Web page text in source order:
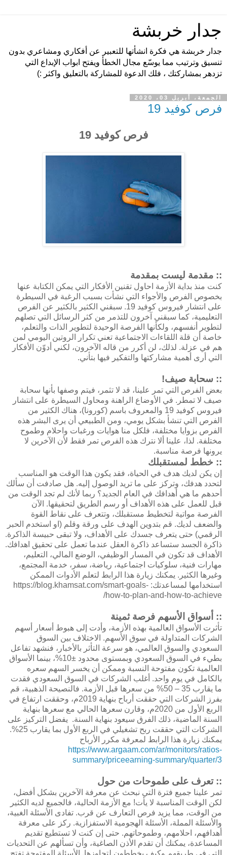
جدار خربشة
جدار خربشة هي فكرة انشأتها للتعبير عن أفكاري ومشاعري بدون
تنسيق وترتيب مما يوسّع مجال الخطأ ويفتح ابواب الإبداع التي
تزدهر بمشاركتك ، فلك الدعوة للمشاركة بالتعليق واكثر :)
الجمعة، أبريل 03، 2020
فرص كوفيد 19
فرص كوفيد 19
:: مقدمة ليست بمقدمة
كنت منذ بداية الأزمة احاول تقنين الأفكار التي يمكن الكتابة عنها
بخصوص الفرص والأجواء التي نشأت بسبب الرغبة في السيطرة
على انتشار فيروس كوفيد 19. سبقني الكثير بالكثير عن الفرص
التعليمية، كما سبقني آخرون للتذمر من كثر الرسائل التي تصلهم
لتطوير أنفسهم، ولكأنها الفرصة الوحيدة لتطوير الذات والتعلم،
خاصة أن قلة اللقاءات الاجتماعية تعني تكرار الروتين اليومي لمن
هم في عزلة. لذلك، لن أكرر من قاله الآخرون، لكني أدوّن الأفكار
التي أرى أهمية مشاركتها والتفكير فيها بتأني.
:: سحابة صيف!
بعض الفرص التي تمر علينا، قد لا تثمر، فيتم وصفها بأنها سحابة
صيف لا تمطر. في الأوضاع الراهنة ومحاول السيطرة على انتشار
فيروس كوفيد 19 والمعروف باسم (كورونا)، هناك الكثير من
الفرص التي تنشأ بشكل يومي، ومن الطبيعي أن يرى البشر هذه
الفرص بزوايا مختلفة، فلكل منا هوايات ورغبات واحلام وطموح
مختلفة. لذا، علينا ألا نترك هذه الفرص تمر فقط لأن الآخرين لا
يرونها فرصة مناسبة.
:: خطط لمستقبلك
إن يكن لديك هدف في الحياة، فقد يكون هذا الوقت هو المناسب
لتحدد هدفك، وتركز على ما تريد الوصول إليه. هل صادفت أن سألك
أحدهم ما هي أهدافك في العام الجديد؟ ربما لأنك لم تجد الوقت من
قبل للعمل على هذه الأهداف أو رسم الطريق لتحقيقها. الآن
الفرصة مواتية لتخطيط مستقبلك، وتتعرف على نقاط القوة
والضعف لديك. قم بتدوين الهدف على ورقة وقلم (او استخدم الحبر
الرقمي) حتى يتعرف جسدك على الأهداف، ولا تبقى حبيسة الذاكرة.
ذاكرة الجسد ستساعد ذاكرة العقل عندما تعمل على تحقيق اهدافك.
الأهداف قد تكون في المسار الوظيفي، الوضع المالي، التعليم،
مهارات فنية، سلوكيات اجتماعية، رياضة، سفر، خدمة المجتمع،
وغيرها الكثير. يمكنك زيارة هذا الرابط لتعلم الأدوات الممكن
استخدامها لمساعدتك: https://blog.khamsat.com/smart-goals-
how-to-plan-and-how-to-achieve/
:: أسواق الأسهم فرصة ثمينة
تأثرت الأسواق العالمية بهذه الأزمة، وأدت إلى هبوط أسعار أسهم
الشركات المتداولة في سوق الأسهم. الاختلاف بين السوق
السعودي والسوق العالمي، هو سرعة التأثر بالأخبار، فنشهد تفاعل
بطيء في السوق السعودي وبمستوى محدود ±10%، بينما الأسواق
العالمية تكون مفتوحة النسبة وممكن أن يخسر السهم سعره
بالكامل في يوم واحد. أغلب الشركات في السوق السعودي فقدت
ما يقارب 35 – 50% من سعرها قبل الأزمة. فالنصيحة الذهبية، قم
بفرز الشركات التي حققت أرباح بنهاية 2019م، وحققت ارتفاع في
الربع الأول من 2020م، وقارن سعرها الحالي مع سعرها بنهاية
السنة الماضية، ذلك الفرق سيعود بنهاية السنة. يفضل التركيز على
الشركات التي حققت ربح تشغيلي في الربع الأول بما يقارب 25%.
يمكنك زيارة هذا الرابط لمعرفة مكرر الأرباح
https://www.argaam.com/ar/monitors/ratios-
summary/priceearning-summary/quarter/3
:: تعرف على طموحات من حول
تمر علينا جميع فترة التي نبحث عن معرفة الآخرين بشكل أفضل،
لكن الوقت المناسبة لا يأت! مع الأزمة الحالية، فالجميع لديه الكثير
من الوقت، مما يزيد فرص التعارف عن قرب. تفادى الأسئلة الغبية،
والأسئلة المملة، الأسئلة الهجومية الاستفزازية. ركز على معرفة
أهدافهم، احلامهم، وطموحاتهم. حتى إن كنت لا تستطيع تقديم
المساعدة، يمكنك أن تقدم الأذن الصاغية، وأن تسألهم عن التحديات
التي في طريقهم وكيف يخططون لتجاوزها. الأسئلة المفتوحة تفتح